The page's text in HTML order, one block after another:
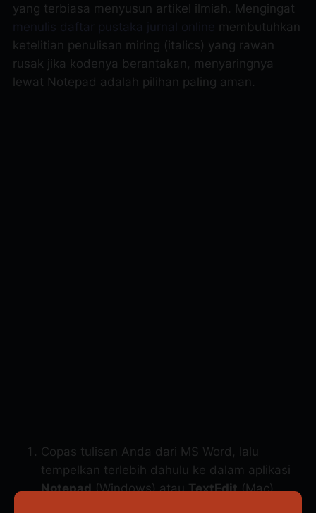
yang terbiasa menyusun artikel ilmiah. Mengingat
menulis daftar pustaka jurnal online membutuhkan
ketelitian penulisan miring (italics) yang rawan
rusak jika kodenya berantakan, menyaringnya
lewat Notepad adalah pilihan paling aman.
Copas tulisan Anda dari MS Word, lalu
tempelkan terlebih dahulu ke dalam aplikasi
Notepad(Windows) atauTextEdit(Mac)